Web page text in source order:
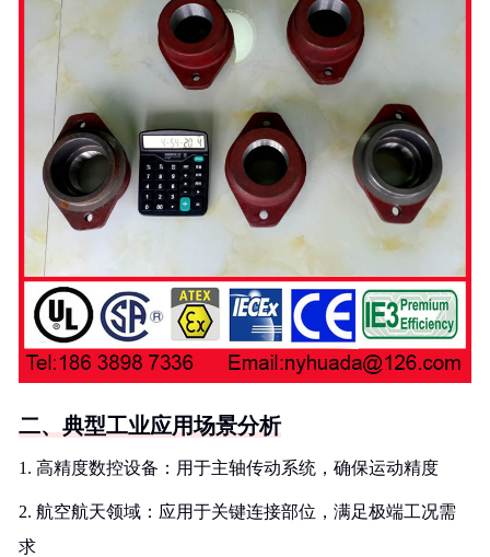
二、典型工业应用场景分析
1. 高精度数控设备：用于主轴传动系统，确保运动精度
2. 航空航天领域：应用于关键连接部位，满足极端工况需
求